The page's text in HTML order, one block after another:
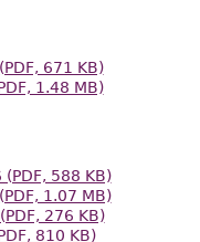
671 KB)
1.48 MB)
588 KB)
1.07 MB)
276 KB)
810 KB)